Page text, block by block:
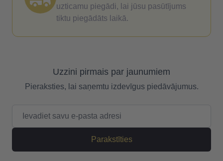
uzticamu piegādi, lai jūsu pasūtījums
tiktu piegādāts laikā.
Uzzini pirmais par jaunumiem
Pieraksties, lai saņemtu izdevīgus piedāvājumus.
Parakstīties